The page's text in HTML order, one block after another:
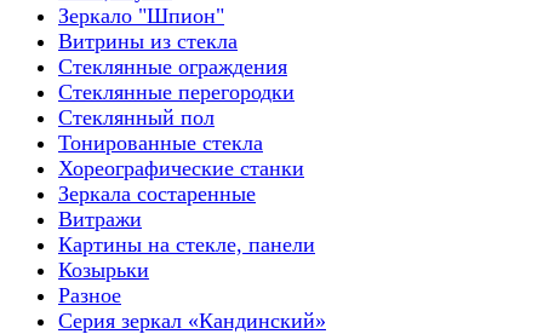
Зеркало "Шпион"
Витрины из стекла
Стеклянные ограждения
Стеклянные перегородки
Стеклянный пол
Тонированные стекла
Хореографические станки
Зеркала состаренные
Витражи
Картины на стекле, панели
Козырьки
Разное
Серия зеркал «Кандинский»